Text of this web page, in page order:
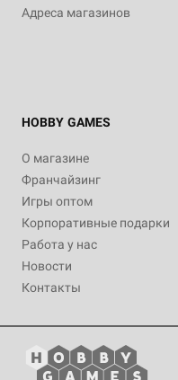
Адреса магазинов
HOBBY GAMES
О магазине
Франчайзинг
Игры оптом
Корпоративные подарки
Работа у нас
Новости
Контакты